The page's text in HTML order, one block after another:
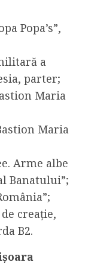
Popa’s”,
a
parter;
Maria
Maria
Arme albe
Banatului”;
creație,
B2.